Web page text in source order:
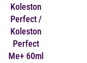
Koleston
Perfect /
Koleston
Perfect
Me+ 60ml